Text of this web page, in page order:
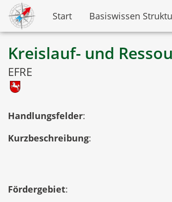
Start Basiswissen
Kreislauf- und
EFRE
Handlungsfelder:
Kurzbeschreibung:
Fördergebiet: